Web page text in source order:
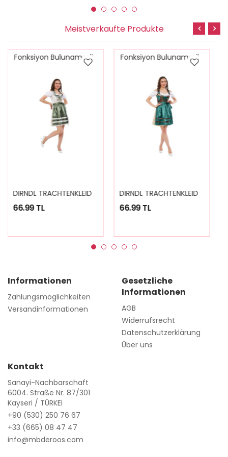
Meistverkaufte Produkte
Fonksiyon Bulunamadi
66.99 TL
Fonksiyon Bulunamadi
59.99 TL
Informationen
Zahlungsmöglichkeiten
Versandinformationen
Gesetzliche
Informationen
AGB
Widerrufsrecht
Datenschutzerklärung
Über uns
Kontakt
Sanayi-Nachbarschaft
6004. Straße Nr. 87/301
Kayseri / TÜRKEI
+90 (530) 250 76 67
+33 (665) 08 47 47
info@mbderoos.com